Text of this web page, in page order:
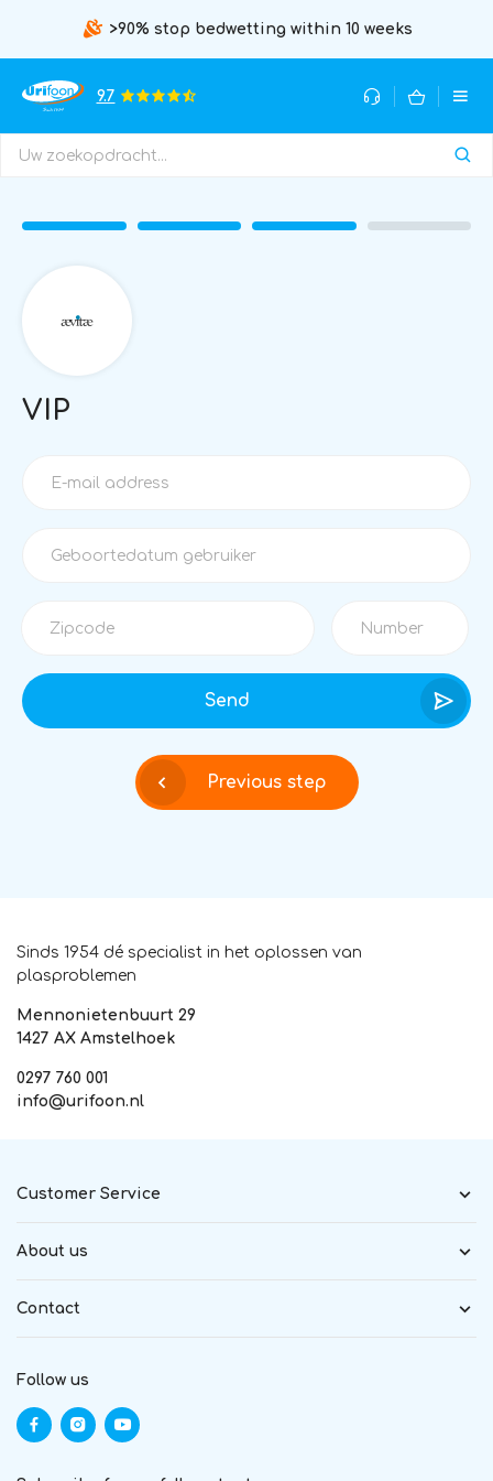
>90% stop bedwetting within 10 weeks
9.7
VIP
Send
Previous step
Sinds 1954 dé specialist in het oplossen van
plasproblemen
Mennonietenbuurt 29
1427 AX Amstelhoek
0297 760 001
info@urifoon.nl
Customer Service
About us
Contact
Follow us